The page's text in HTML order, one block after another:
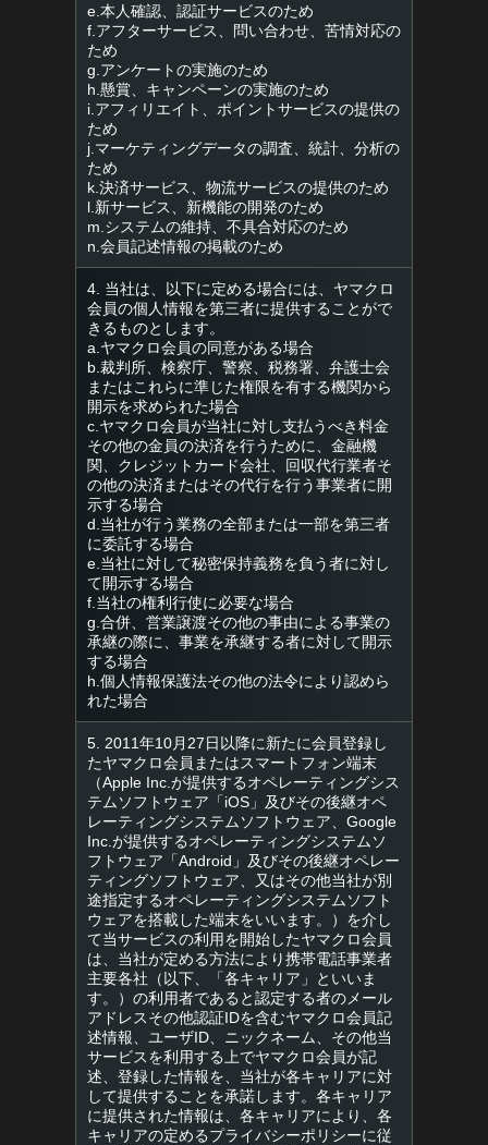
e.本人確認、認証サービスのため
f.アフターサービス、問い合わせ、苦情対応の
ため
g.アンケートの実施のため
h.懸賞、キャンペーンの実施のため
i.アフィリエイト、ポイントサービスの提供の
ため
j.マーケティングデータの調査、統計、分析の
ため
k.決済サービス、物流サービスの提供のため
l.新サービス、新機能の開発のため
m.システムの維持、不具合対応のため
n.会員記述情報の掲載のため
4. 当社は、以下に定める場合には、ヤマクロ
会員の個人情報を第三者に提供することがで
きるものとします。
a.ヤマクロ会員の同意がある場合
b.裁判所、検察庁、警察、税務署、弁護士会
またはこれらに準じた権限を有する機関から
開示を求められた場合
c.ヤマクロ会員が当社に対し支払うべき料金
その他の金員の決済を行うために、金融機
関、クレジットカード会社、回収代行業者そ
の他の決済またはその代行を行う事業者に開
示する場合
d.当社が行う業務の全部または一部を第三者
に委託する場合
e.当社に対して秘密保持義務を負う者に対し
て開示する場合
f.当社の権利行使に必要な場合
g.合併、営業譲渡その他の事由による事業の
承継の際に、事業を承継する者に対して開示
する場合
h.個人情報保護法その他の法令により認めら
れた場合
5. 2011年10月27日以降に新たに会員登録し
たヤマクロ会員またはスマートフォン端末
（Apple Inc.が提供するオペレーティングシス
テムソフトウェア「iOS」及びその後継オペ
レーティングシステムソフトウェア、Google
Inc.が提供するオペレーティングシステムソ
フトウェア「Android」及びその後継オペレー
ティングソフトウェア、又はその他当社が別
途指定するオペレーティングシステムソフト
ウェアを搭載した端末をいいます。）を介し
て当サービスの利用を開始したヤマクロ会員
は、当社が定める方法により携帯電話事業者
主要各社（以下、「各キャリア」といいま
す。）の利用者であると認定する者のメール
アドレスその他認証IDを含むヤマクロ会員記
述情報、ユーザID、ニックネーム、その他当
サービスを利用する上でヤマクロ会員が記
述、登録した情報を、当社が各キャリアに対
して提供することを承諾します。各キャリア
に提供された情報は、各キャリアにより、各
キャリアの定めるプライバシーポリシーに従